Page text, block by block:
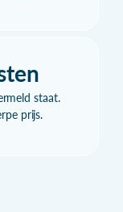
staat.
prijs.